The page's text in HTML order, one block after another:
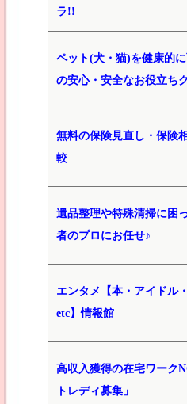
ラ!!
ペット(犬・猫)を健康的
の安心・安全なお役立ち
無料の保険見直し・保険
較
遺品整理や特殊清掃に困
者のプロにお任せ♪
エンタメ【本・アイドル
etc】情報館
高収入獲得の在宅ワーク
トレディ募集」